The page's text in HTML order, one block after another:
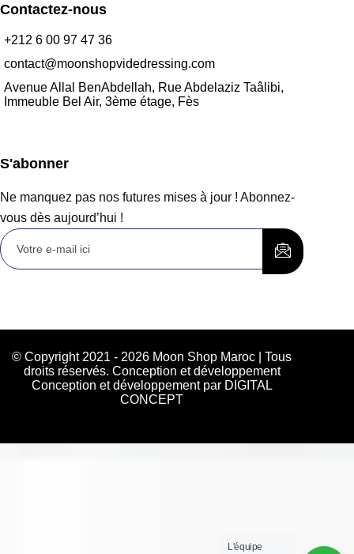
Contactez-nous
+212 6 00 97 47 36
contact@moonshopvidedressing.com
Avenue Allal BenAbdellah, Rue Abdelaziz Taâlibi,
Immeuble Bel Air, 3ème étage, Fès
S'abonner
Ne manquez pas nos futures mises à jour ! Abonnez-
vous dès aujourd’hui !
© Copyright 2021 - 2026 Moon Shop Maroc | Tous
droits réservés. Conception et développement
Conception et développement par DIGITAL
CONCEPT
L'équipe